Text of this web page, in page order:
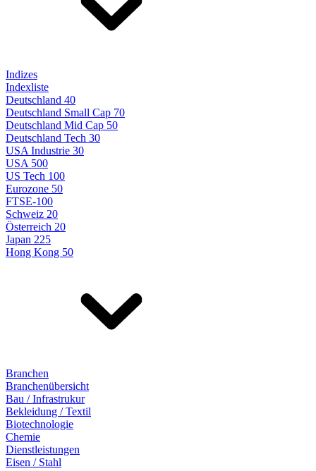
Indizes
Indexliste
Deutschland 40
Deutschland Small Cap 70
Deutschland Mid Cap 50
Deutschland Tech 30
USA Industrie 30
USA 500
US Tech 100
Eurozone 50
FTSE-100
Schweiz 20
Österreich 20
Japan 225
Hong Kong 50
Branchen
Branchenübersicht
Bau / Infrastrukur
Bekleidung / Textil
Biotechnologie
Chemie
Dienstleistungen
Eisen / Stahl